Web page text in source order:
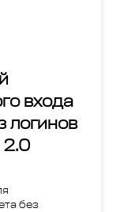
входа
логинов
2.0
без